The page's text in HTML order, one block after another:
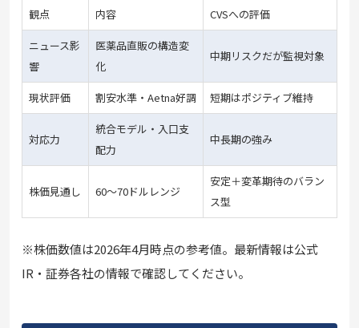
観点 内容 CVSへの評価
ニュース影
響
医薬品直販の構造変
化
中期リスクだが監視対象
現状評価 割安水準・Aetna好調 短期はポジティブ維持
対応力
統合モデル・入口支
配力
中長期の強み
株価見通し 60〜70ドルレンジ
安定＋変革期待のバラン
ス型
※株価数値は2026年4月時点の参考値。最新情報は公式
IR・証券各社の情報で確認してください。